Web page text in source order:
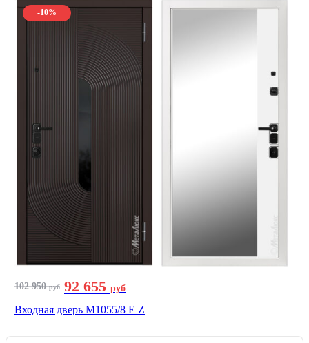
-10%
102 950руб 92 655 руб
Входная дверь М1055/8 Е Z